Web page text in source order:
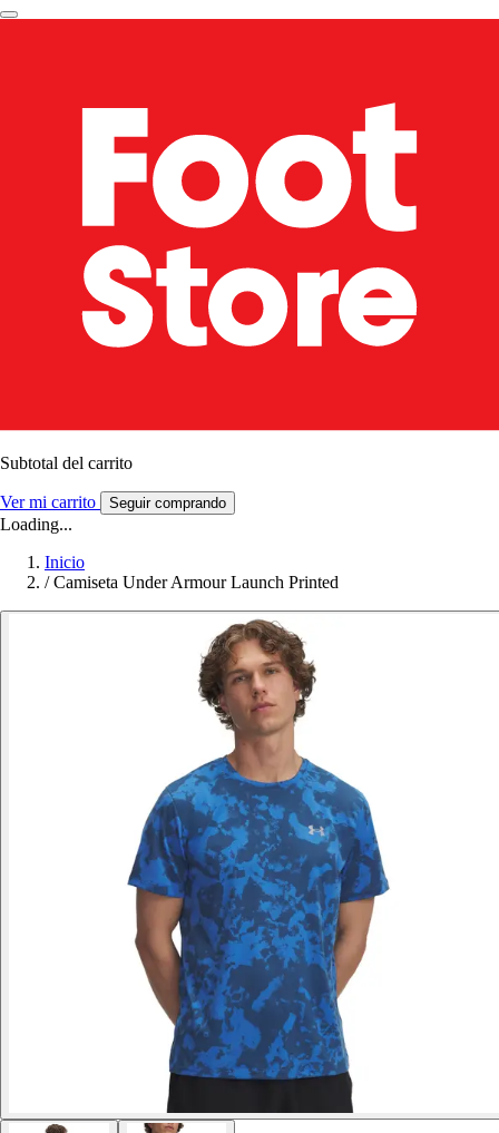
Subtotal del carrito
Ver mi carrito Seguir comprando
Loading...
Inicio
/ Camiseta Under Armour Launch Printed